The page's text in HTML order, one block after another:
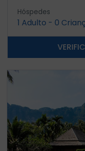
Hóspedes
1 Adulto - 0